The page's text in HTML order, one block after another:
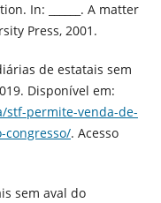
In: ______. A matter
Press, 2001.
de estatais sem
Disponível em:
stf-permite-venda-de-
congresso/. Acesso
sem aval do